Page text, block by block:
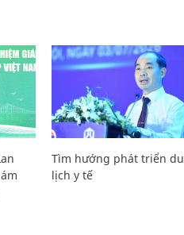
Tìm hướng phát triển du
lịch y tế